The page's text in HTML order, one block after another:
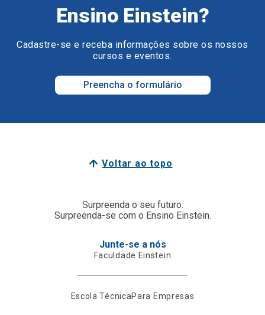
Ensino Einstein?
Cadastre-se e receba informações sobre os nossos
cursos e eventos.
Preencha o formulário
Voltar ao topo
Surpreenda o seu futuro.
Surpreenda-se com o Ensino Einstein.
Junte-se a nós
Faculdade Einstein
Escola TécnicaPara Empresas